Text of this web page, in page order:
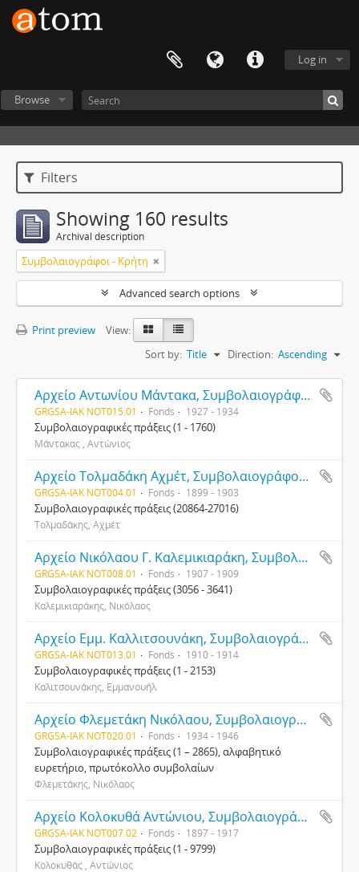
Log in
Browse
Filters
Showing 160 results
Archival description
Συμβολαιογράφοι - Κρήτη
Advanced search options
Print preview
View:
Sort by: Title Direction: Ascending
Αρχείο Αντωνίου Μάντακα, Συμβολαιογράφου
GRGSA-IAK NOT015.01 Fonds 1927 - 1934
Συμβολαιογραφικές πράξεις (1 - 1760)
Μάντακας , Αντώνιος
Αρχείο Τολμαδάκη Αχμέτ, Συμβολαιογράφου Χανίων
GRGSA-IAK NOT004.01 Fonds 1899 - 1903
Συμβολαιογραφικές πράξεις (20864-27016)
Τολμαδάκης, Αχμέτ
Αρχείο Νικόλαου Γ. Καλεμικιαράκη, Συμβολαιογράφου Χανίων
GRGSA-IAK NOT008.01 Fonds 1907 - 1909
Συμβολαιογραφικές πράξεις (3056 - 3641)
Καλεμικιαράκης, Νικόλαος
Αρχείο Εμμ. Καλλιτσουνάκη, Συμβολαιογράφου
GRGSA-IAK NOT013.01 Fonds 1910 - 1914
Συμβολαιογραφικές πράξεις (1 - 2153)
Καλιτσουνάκης, Εμμανουήλ
Αρχείο Φλεμετάκη Νικόλαου, Συμβολαιογράφου Αλικιανού
GRGSA-IAK NOT020.01 Fonds 1934 - 1946
Συμβολαιογραφικές πράξεις (1 – 2865), αλφαβητικό
ευρετήριο, πρωτόκολλο συμβολαίων
Φλεμετάκης, Νικόλαος
Αρχείο Κολοκυθά Αντώνιου, Συμβολαιογράφου
GRGSA-IAK NOT007.02 Fonds 1897 - 1917
Συμβολαιογραφικές πράξεις (1 - 9799)
Κολοκυθάς , Αντώνιος